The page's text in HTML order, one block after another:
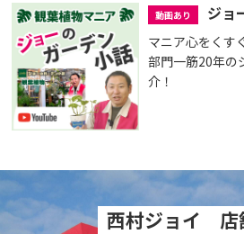
動画あり ジョ
マニア心をくす
部門一筋20年の
介！
西村ジョイ 店